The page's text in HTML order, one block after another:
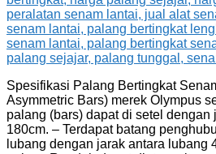
Spesifikasi Palang Bertingkat
Asymmetric Bars) merek Olympus
palang (bars) dapat di setel dengan
180cm. – Terdapat batang
lubang dengan jarak antara lubang